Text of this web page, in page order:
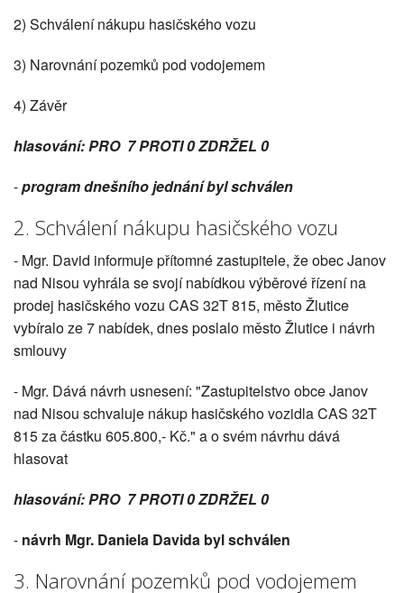
2) Schválení nákupu hasičského vozu
3) Narovnání pozemků pod vodojemem
4) Závěr
hlasování: PRO 7 PROTI 0 ZDRŽEL 0
-program dnešního jednání byl schválen
2. Schválení nákupu hasičského vozu
- Mgr. David informuje přítomné zastupitele, že obec Janov
nad Nisou vyhrála se svojí nabídkou výběrové řízení na
prodej hasičského vozu CAS 32T 815, město Žlutice
vybíralo ze 7 nabídek, dnes poslalo město Žlutice i návrh
smlouvy
- Mgr. Dává návrh usnesení: "Zastupitelstvo obce Janov
nad Nisou schvaluje nákup hasičského vozidla CAS 32T
815 za částku 605.800,- Kč." a o svém návrhu dává
hlasovat
hlasování: PRO 7 PROTI 0 ZDRŽEL 0
- návrh Mgr. Daniela Davida byl schválen
3. Narovnání pozemků pod vodojemem